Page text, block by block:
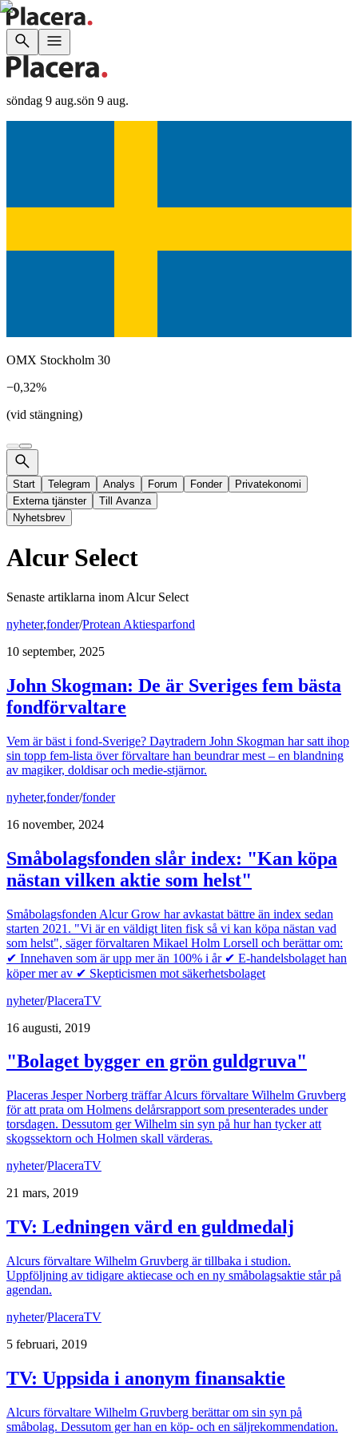
söndag 9 aug.sön 9 aug.
OMX Stockholm 30
−0,32%
(vid stängning)
Start Telegram Analys Forum Fonder
Privatekonomi
Externa tjänster
Till Avanza
Nyhetsbrev
Alcur Select
Senaste artiklarna inom Alcur Select
nyheter,fonder/Protean Aktiesparfond
10 september, 2025
John Skogman: De är Sveriges fem bästa
fondförvaltare
Vem är bäst i fond-Sverige? Daytradern John Skogman har satt ihop
sin topp fem-lista över förvaltare han beundrar mest – en blandning
av magiker, doldisar och medie-stjärnor.
nyheter,fonder/fonder
16 november, 2024
Småbolagsfonden slår index: "Kan köpa
nästan vilken aktie som helst"
Småbolagsfonden Alcur Grow har avkastat bättre än index sedan
starten 2021. "Vi är en väldigt liten fisk så vi kan köpa nästan vad
som helst", säger förvaltaren Mikael Holm Lorsell och berättar om:
✔ Innehaven som är upp mer än 100% i år ✔ E-handelsbolaget han
köper mer av ✔ Skepticismen mot säkerhetsbolaget
nyheter/PlaceraTV
16 augusti, 2019
"Bolaget bygger en grön guldgruva"
Placeras Jesper Norberg träffar Alcurs förvaltare Wilhelm Gruvberg
för att prata om Holmens delårsrapport som presenterades under
torsdagen. Dessutom ger Wilhelm sin syn på hur han tycker att
skogssektorn och Holmen skall värderas.
nyheter/PlaceraTV
21 mars, 2019
TV: Ledningen värd en guldmedalj
Alcurs förvaltare Wilhelm Gruvberg är tillbaka i studion.
Uppföljning av tidigare aktiecase och en ny småbolagsaktie står på
agendan.
nyheter/PlaceraTV
5 februari, 2019
TV: Uppsida i anonym finansaktie
Alcurs förvaltare Wilhelm Gruvberg berättar om sin syn på
småbolag. Dessutom ger han en köp- och en säljrekommendation.